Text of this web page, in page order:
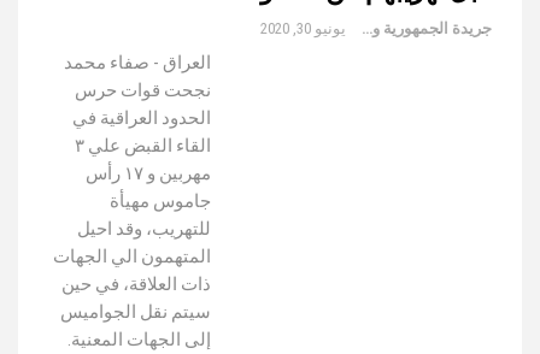
جريدة الجمهورية والعالم يونيو 30, 2020
العراق - صفاء محمد
نجحت قوات حرس
الحدود العراقية في
القاء القبض علي ٣
مهربين و ١٧ رأس
جاموس مهيأة
للتهريب، وقد احيل
المتهمون الي الجهات
ذات العلاقة، في حين
سيتم نقل الجواميس
إلى الجهات المعنية.